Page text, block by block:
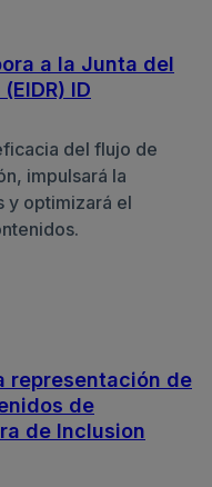
a la Junta del
ID
del flujo de
impulsará la
y optimizará el
representación de
de
de Inclusion